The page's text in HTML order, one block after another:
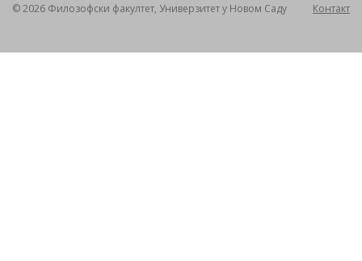
© 2026 Филозофски факултет, Универзитет у Новом Саду Контакт